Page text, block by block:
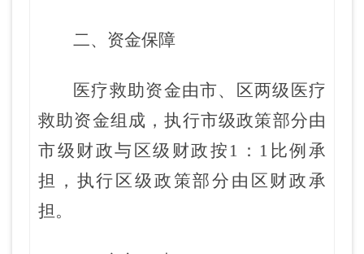
二、资金保障
医疗救助资金由市、区两级医疗
救助资金组成，执行市级政策部分由
市级财政与区级财政按1：1比例 承
担
，执行区级政策部分由区财政承
担 。